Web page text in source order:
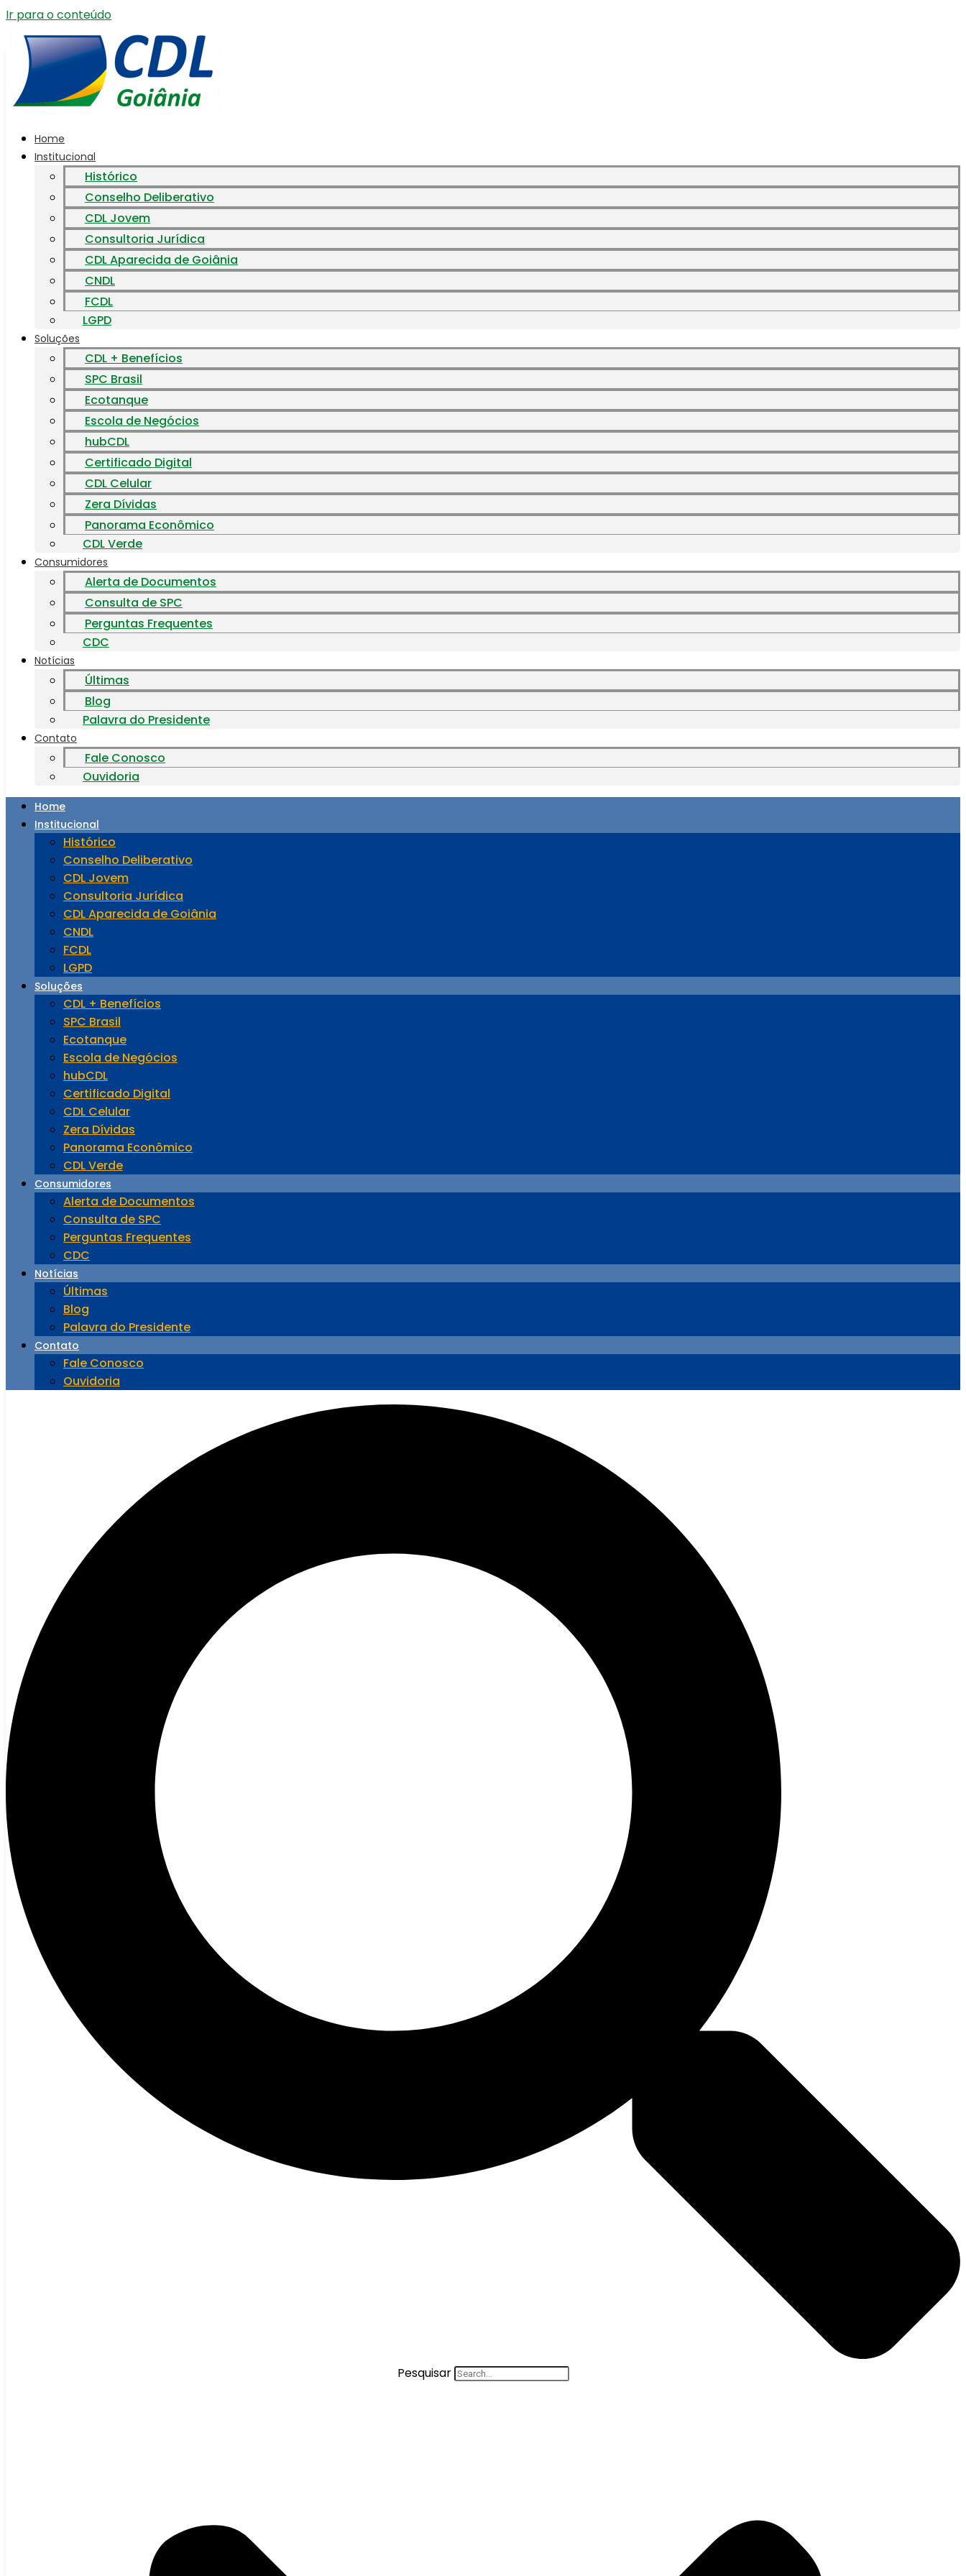
Ir para o conteúdo
Home
Institucional
Histórico
Conselho Deliberativo
CDL Jovem
Consultoria Jurídica
CDL Aparecida de Goiânia
CNDL
FCDL
LGPD
Soluções
CDL + Benefícios
SPC Brasil
Ecotanque
Escola de Negócios
hubCDL
Certificado Digital
CDL Celular
Zera Dívidas
Panorama Econômico
CDL Verde
Consumidores
Alerta de Documentos
Consulta de SPC
Perguntas Frequentes
CDC
Notícias
Últimas
Blog
Palavra do Presidente
Contato
Fale Conosco
Ouvidoria
Home
Institucional
Histórico
Conselho Deliberativo
CDL Jovem
Consultoria Jurídica
CDL Aparecida de Goiânia
CNDL
FCDL
LGPD
Soluções
CDL + Benefícios
SPC Brasil
Ecotanque
Escola de Negócios
hubCDL
Certificado Digital
CDL Celular
Zera Dívidas
Panorama Econômico
CDL Verde
Consumidores
Alerta de Documentos
Consulta de SPC
Perguntas Frequentes
CDC
Notícias
Últimas
Blog
Palavra do Presidente
Contato
Fale Conosco
Ouvidoria
Pesquisar